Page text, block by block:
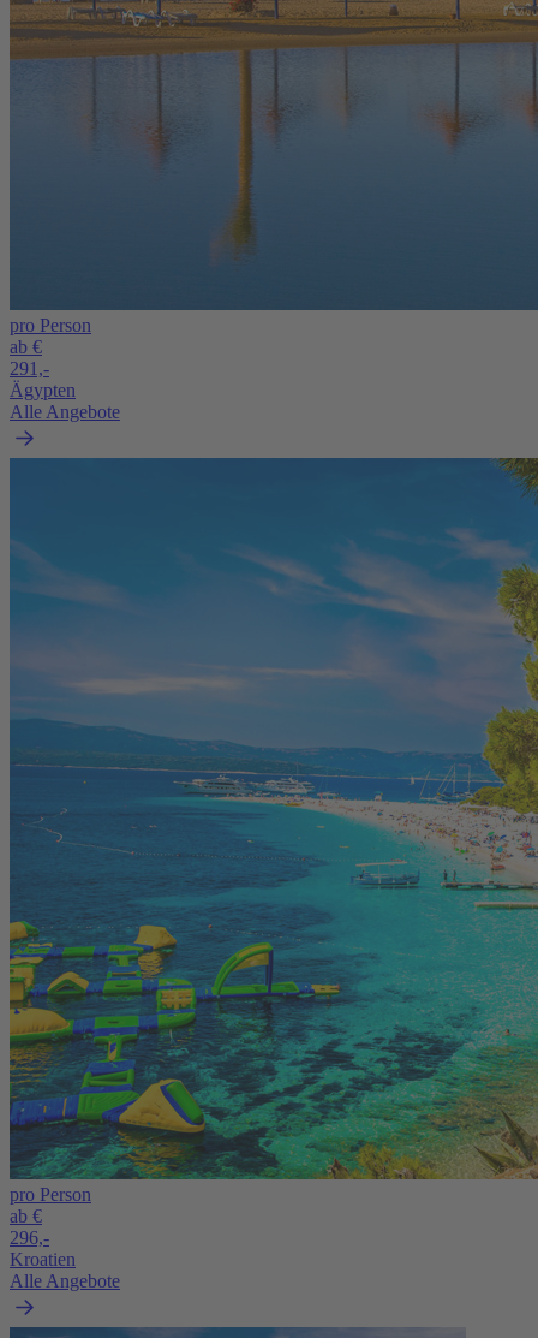
pro Person
ab €
291,-
Ägypten
Alle Angebote
pro Person
ab €
296,-
Kroatien
Alle Angebote